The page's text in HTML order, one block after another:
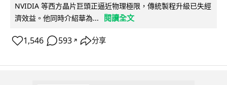
NVIDIA 等西方晶片巨頭正逼近物理極限，傳統製程升級已失經
濟效益。他同時介紹華為...
閱讀全文
1,546 593 ↗ 分享